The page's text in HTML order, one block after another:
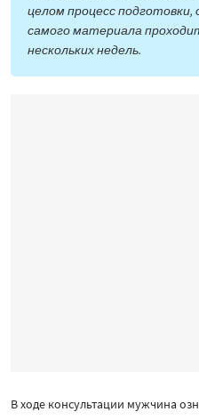
целом процесс подготовки,
самого материала
нескольких недель.
В ходе консультации мужчина